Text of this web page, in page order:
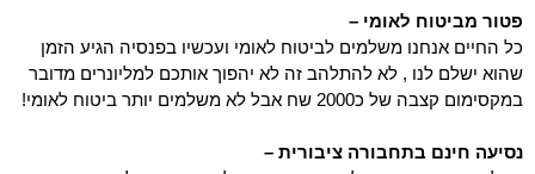
פטור מביטוח לאומי –
במקסימום קצבה של כ2000 שח אבל לא משלמים יותר ביטוח לאומי!
נסיעה חינם בתחבורה ציבורית –